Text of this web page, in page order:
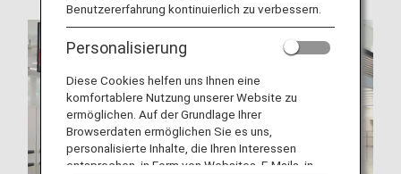
Benutzererfahrung kontinuierlich zu verbessern.
Personalisierung
Diese Cookies helfen uns Ihnen eine
komfortablere Nutzung unserer Website zu
ermöglichen. Auf der Grundlage Ihrer
Browserdaten ermöglichen Sie es uns,
personalisierte Inhalte, die Ihren Interessen
entsprechen, in Form von Websites, E-Mails, in